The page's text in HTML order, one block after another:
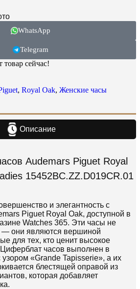
WhatsApp
Telegram
товар сейчас!
, Royal Oak, Женские часы
Описание
Audemars Piguet Royal
15452BC.ZZ.D019CR.01
и элегантность с
Piguet Royal Oak, доступной в
Watches 365. Эти часы не
— они являются вершиной
для тех, кто ценит высокое
часов выполнен в
узором «Grande Tapisserie», а их
блестящей оправой из
которая добавляет